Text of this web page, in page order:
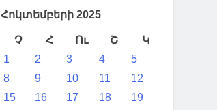
Հոկտեմբերի 2025
Չ Հ Ու Շ
Կ
1
2 3 4
5
8 9 10 11
12
15 16 17 18
19